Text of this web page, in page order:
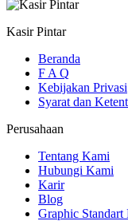
Kasir Pintar
Beranda
F A Q
Kebijakan Privasi
Syarat dan
Perusahaan
Tentang Kami
Hubungi Kami
Karir
Blog
Graphic Standart